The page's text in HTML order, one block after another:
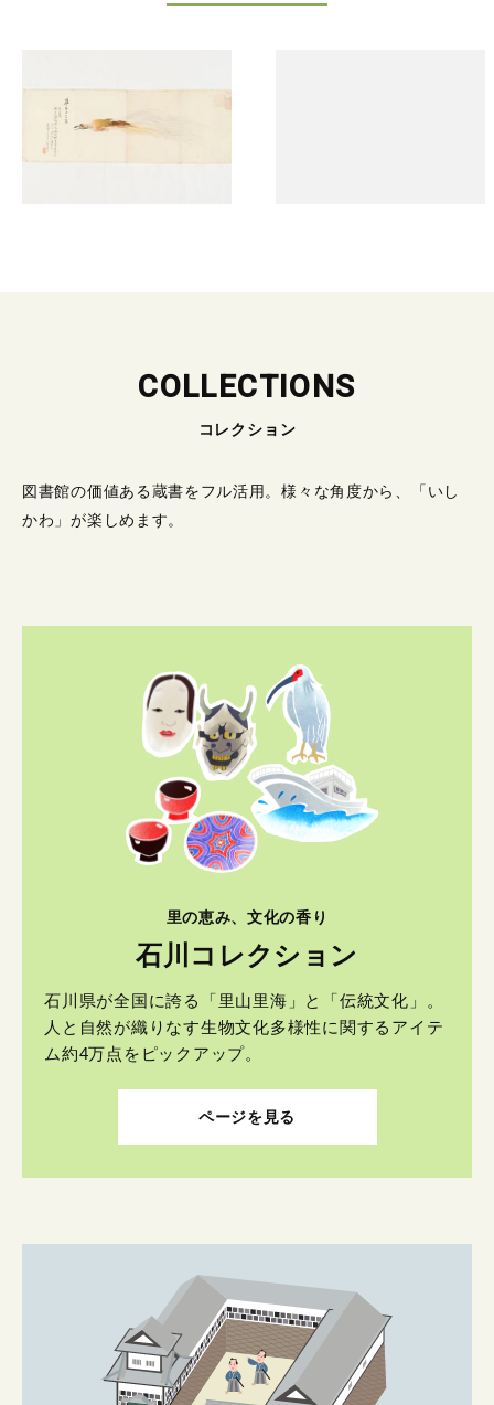
COLLECTIONS
コレクション
図書館の価値ある蔵書をフル活用。様々な角度から、「いし
かわ」が楽しめます。
里の恵み、文化の香り
石川コレクション
石川県が全国に誇る「里山里海」と「伝統文化」。
人と自然が織りなす生物文化多様性に関するアイテ
ム約4万点をピックアップ。
ページを見る